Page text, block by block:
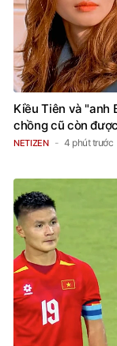
Kiều Tiên và "anh
chồng cũ còn
NETIZEN 4 phút trước